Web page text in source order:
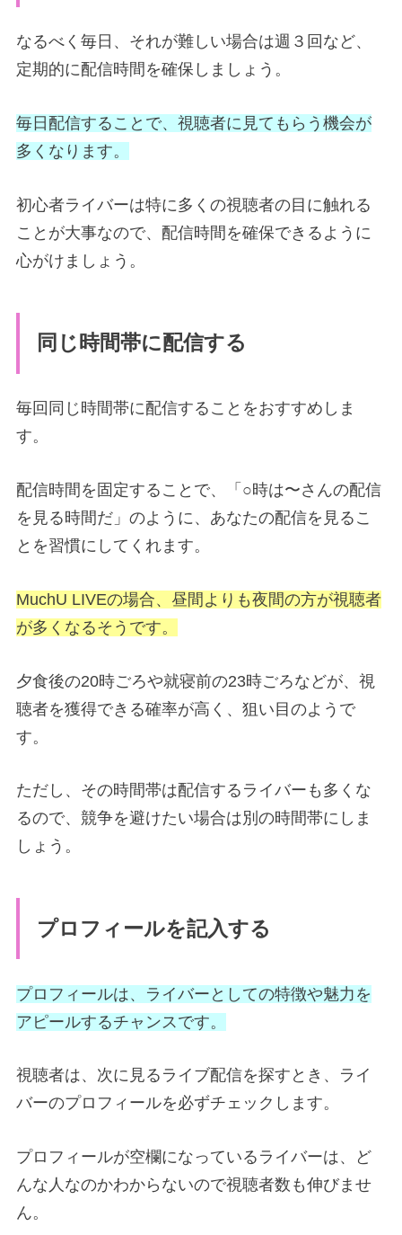
なるべく毎日、それが難しい場合は週３回など、
定期的に配信時間を確保しましょう。
毎日配信することで、視聴者に見てもらう機会が
多くなります。
初心者ライバーは特に多くの視聴者の目に触れる
ことが大事なので、配信時間を確保できるように
心がけましょう。
同じ時間帯に配信する
毎回同じ時間帯に配信することをおすすめしま
す。
配信時間を固定することで、「○時は〜さんの配信
を見る時間だ」のように、あなたの配信を見るこ
とを習慣にしてくれます。
MuchU LIVEの場合、昼間よりも夜間の方が視聴者
が多くなるそうです。
夕食後の20時ごろや就寝前の23時ごろなどが、視
聴者を獲得できる確率が高く、狙い目のようで
す。
ただし、その時間帯は配信するライバーも多くな
るので、競争を避けたい場合は別の時間帯にしま
しょう。
プロフィールを記入する
プロフィールは、ライバーとしての特徴や魅力を
アピールするチャンスです。
視聴者は、次に見るライブ配信を探すとき、ライ
バーのプロフィールを必ずチェックします。
プロフィールが空欄になっているライバーは、ど
んな人なのかわからないので視聴者数も伸びませ
ん。